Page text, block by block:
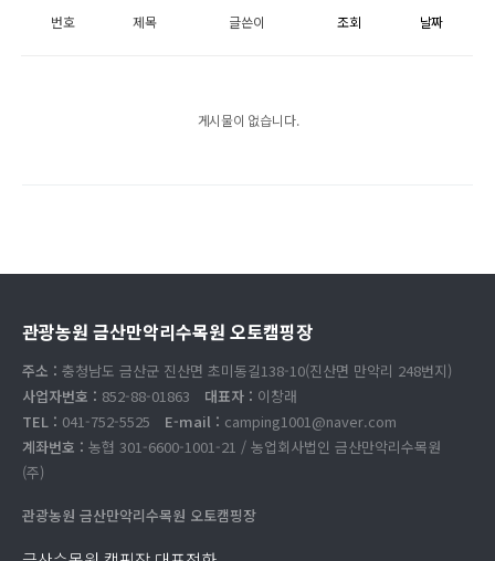
번호 제목 글쓴이 조회 날짜
게시물이 없습니다.
관광농원 금산만악리수목원 오토캠핑장
주소 : 충청남도 금산군 진산면 초미동길138-10(진산면 만악리 248번지)
사업자번호 : 852-88-01863 대표자 : 이창래
TEL : 041-752-5525 E-mail : camping1001@naver.com
계좌번호 : 농협 301-6600-1001-21 / 농업회사법인 금산만악리수목원
(주)
관광농원 금산만악리수목원 오토캠핑장